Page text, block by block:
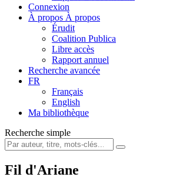
Connexion
À propos À propos
Érudit
Coalition Publica
Libre accès
Rapport annuel
Recherche avancée
FR
Français
English
Ma bibliothèque
Recherche simple
Fil d'Ariane